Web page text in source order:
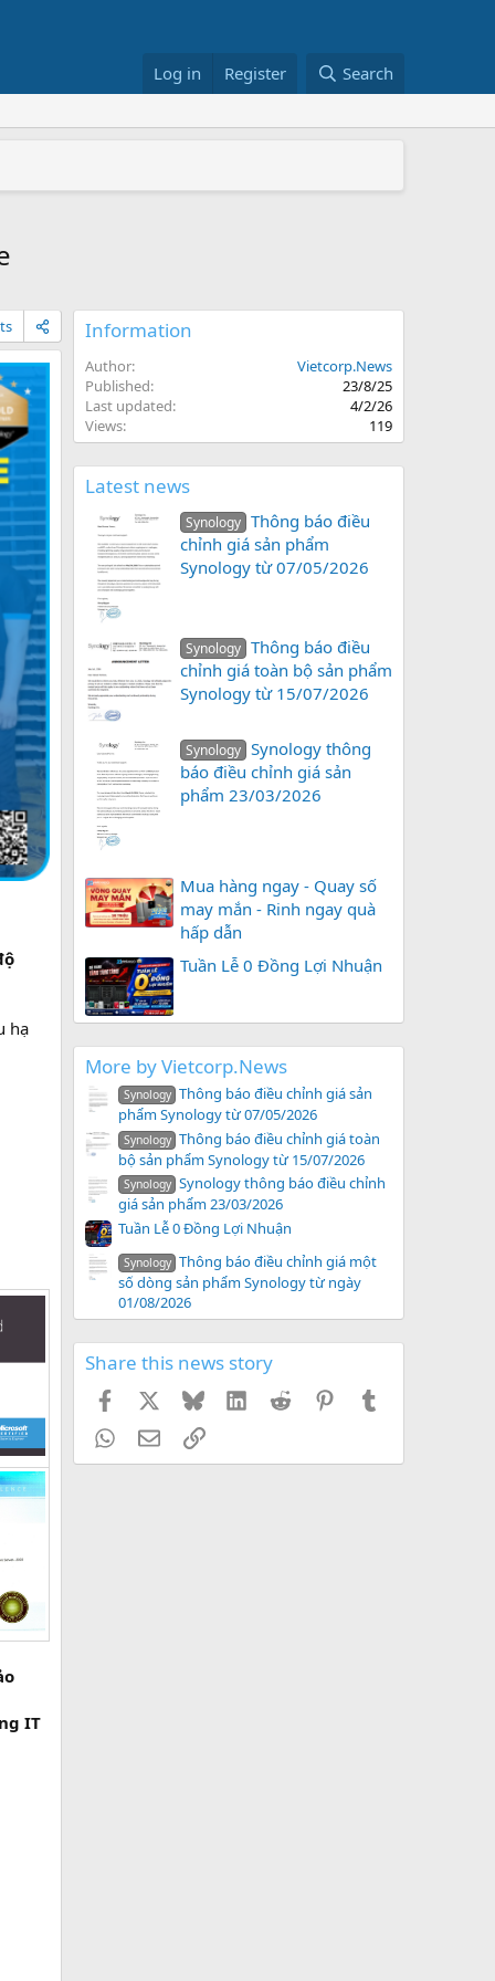
Log in Register Search
hạ
IT
Information
Author
Vietcorp.News
Published
23/8/25
Last updated
4/2/26
Views
119
Latest news
Synology Thông báo điều
chỉnh giá sản phẩm
Synology từ 07/05/2026
Synology Thông báo điều
chỉnh giá toàn bộ sản phẩm
Synology từ 15/07/2026
Synology Synology thông
báo điều chỉnh giá sản
phẩm 23/03/2026
Mua hàng ngay - Quay số
may mắn - Rinh ngay quà
hấp dẫn
Tuần Lễ 0 Đồng Lợi Nhuận
More by Vietcorp.News
Synology Thông báo điều chỉnh giá sản
phẩm Synology từ 07/05/2026
Synology Thông báo điều chỉnh giá toàn
bộ sản phẩm Synology từ 15/07/2026
Synology Synology thông báo điều chỉnh
giá sản phẩm 23/03/2026
Tuần Lễ 0 Đồng Lợi Nhuận
Synology Thông báo điều chỉnh giá một
số dòng sản phẩm Synology từ ngày
01/08/2026
Share this news story
Facebook Bluesky LinkedInReddit Pinterest
WhatsApp
EmailLink